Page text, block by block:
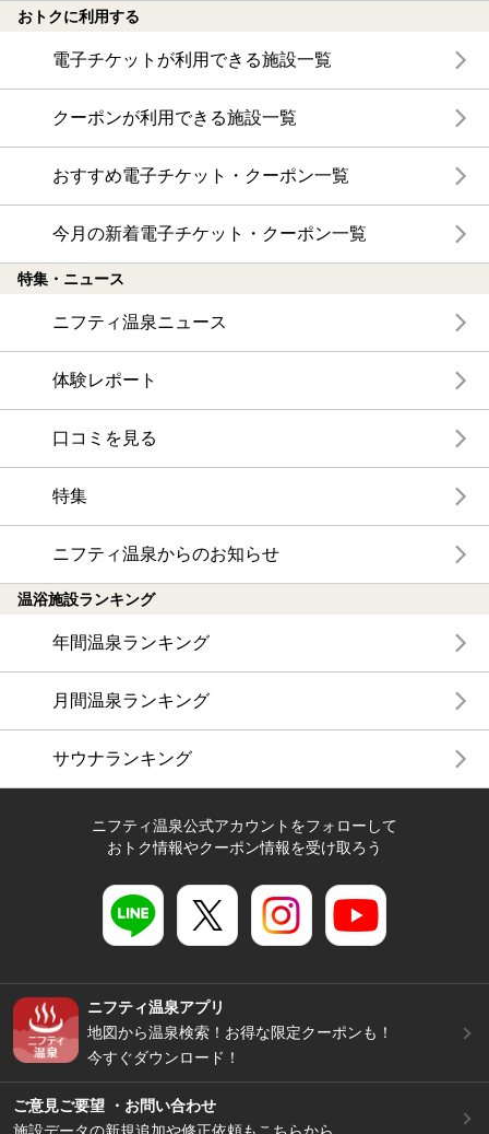
おトクに利用する
電子チケットが利用できる施設一覧
クーポンが利用できる施設一覧
おすすめ電子チケット・クーポン一覧
今月の新着電子チケット・クーポン一覧
特集・ニュース
ニフティ温泉ニュース
体験レポート
口コミを見る
特集
ニフティ温泉からのお知らせ
温浴施設ランキング
年間温泉ランキング
月間温泉ランキング
サウナランキング
ニフティ温泉公式アカウントをフォローして
おトク情報やクーポン情報を受け取ろう
ニフティ温泉アプリ
地図から温泉検索！お得な限定クーポンも！
今すぐダウンロード！
ご意見ご要望 ・お問い合わせ